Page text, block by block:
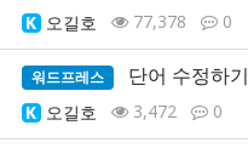
오길호 77,378 0
워드프레스 단어 수정하기
오길호 3,472 0